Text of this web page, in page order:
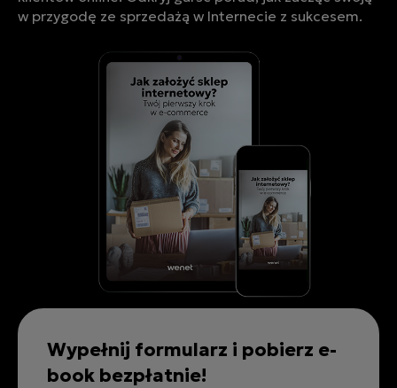
w przygodę ze sprzedażą w Internecie z sukcesem.
Wypełnij formularz i pobierz e-
book bezpłatnie!